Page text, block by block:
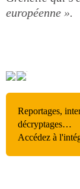
européenne ».
Reportages,
décryptages…
Accédez à